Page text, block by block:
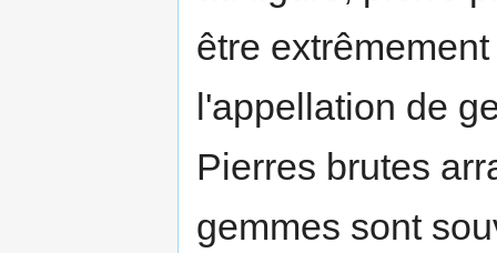
être
l'appellation de
Pierres brutes
gemmes sont